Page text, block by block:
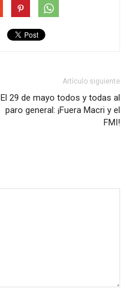
Artículo siguiente
El 29 de mayo todos y todas al
paro general: ¡Fuera Macri y el
FMI!